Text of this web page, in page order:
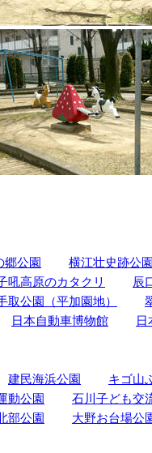
郷公園 横江壮史跡公園
吼高原のカタクリ
辰
取公園（平加園地）
日本自動車博物館
日
建民海浜公園
キゴ山
動公園
石川子ども交
部公園 大野お台場公